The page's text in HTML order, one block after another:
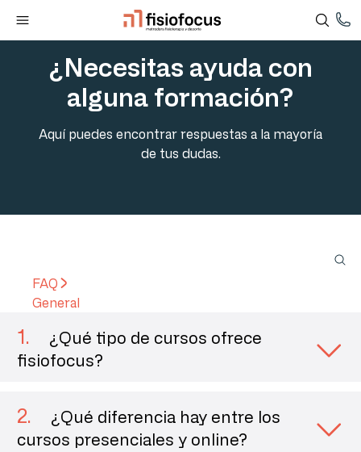
¿Necesitas ayuda con
alguna formación?
Aquí puedes encontrar respuestas a la mayoría
de tus dudas.
FAQ
General
1
¿Qué tipo de cursos ofrece
fisiofocus?
2
¿Qué diferencia hay entre los
cursos presenciales y online?